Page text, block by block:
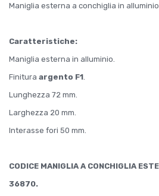
Maniglia esterna a conchiglia in
Caratteristiche:
Maniglia esterna in alluminio.
Finitura argento F1
Lunghezza 72 mm.
Larghezza 20 mm.
Interasse fori 50 mm.
CODICE MANIGLIA A CONCHIGLIA
36870.